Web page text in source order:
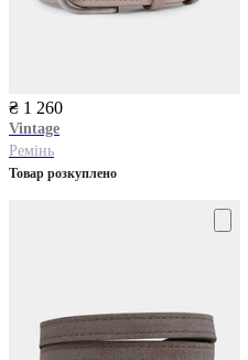
₴ 1 260
Vintage
Ремінь
Товар розкуплено